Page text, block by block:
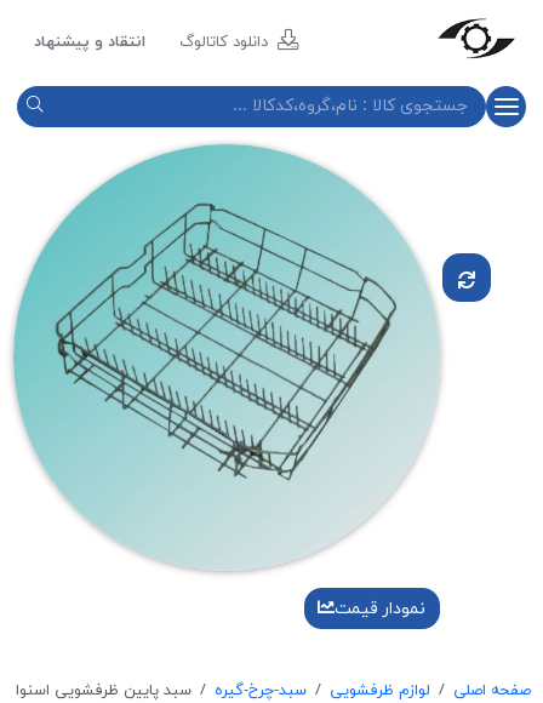
دانلود کاتالوگ انتقاد و پیشنهاد
نمودار قیمت
صفحه اصلی لوازم ظرفشویی سبد-چرخ-گیره سبد پايين ظرفشويی اسنوا